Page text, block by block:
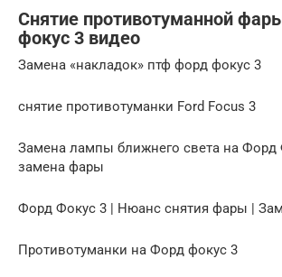
Снятие противотуманной
фокус 3 видео
Замена «накладок» птф форд фокус 3
снятие противотуманки Ford Focus 3
Замена лампы ближнего света на Форд
замена фары
Форд Фокус 3 | Нюанс снятия фары |
Противотуманки на Форд фокус 3